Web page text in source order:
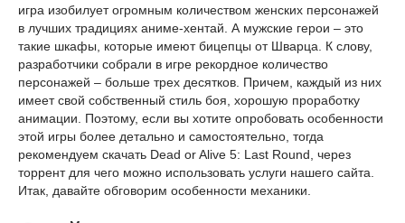
игра изобилует огромным количеством женских персонажей
в лучших традициях аниме-хентай. А мужские герои – это
такие шкафы, которые имеют бицепцы от Шварца. К слову,
разработчики собрали в игре рекордное количество
персонажей – больше трех десятков. Причем, каждый из них
имеет свой собственный стиль боя, хорошую проработку
анимации. Поэтому, если вы хотите опробовать особенности
этой игры более детально и самостоятельно, тогда
рекомендуем скачать Dead or Alive 5: Last Round, через
торрент для чего можно использовать услуги нашего сайта.
Итак, давайте обговорим особенности механики.